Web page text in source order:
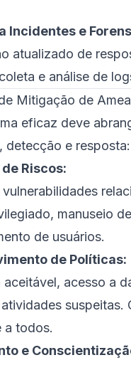
Incidentes e
atualizado de
e análise de
Mitigação de
eficaz deve
detecção e resposta:
Riscos:
manuseio
de usuários.
de Políticas:
aceitável, acesso a
suspeitas.
a todos.
e